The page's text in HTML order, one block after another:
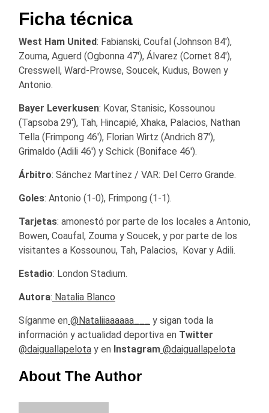
Ficha técnica
West Ham United: Fabianski, Coufal (Johnson 84′),
Zouma, Aguerd (Ogbonna 47′), Álvarez (Cornet 84′),
Cresswell, Ward-Prowse, Soucek, Kudus, Bowen y
Antonio.
Bayer Leverkusen: Kovar, Stanisic, Kossounou
(Tapsoba 29′), Tah, Hincapié, Xhaka, Palacios, Nathan
Tella (Frimpong 46′), Florian Wirtz (Andrich 87′),
Grimaldo (Adili 46′) y Schick (Boniface 46′).
Árbitro: Sánchez Martínez / VAR: Del Cerro Grande.
Goles: Antonio (1-0), Frimpong (1-1).
Tarjetas: amonestó por parte de los locales a Antonio,
Bowen, Coaufal, Zouma y Soucek, y por parte de los
visitantes a Kossounou, Tah, Palacios, Kovar y Adili.
Estadio: London Stadium.
Autora: Natalia Blanco
Síganme en @Nataliiaaaaaa___
y sigan toda la
información y actualidad deportiva en Twitter
@daiguallapelota y en Instagram @daiguallapelota
About The Author